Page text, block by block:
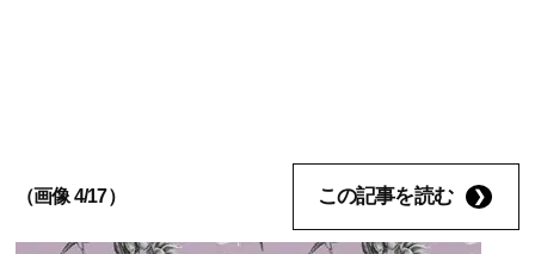
（画像 4/17） この記事を読む